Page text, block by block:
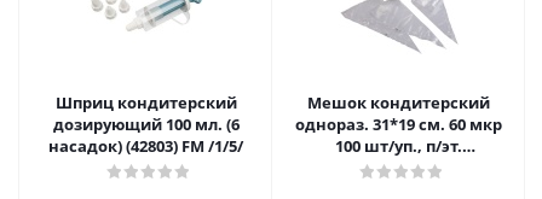
Шприц кондитерский
дозирующий 100 мл. (6
насадок) (42803) FM /1/5/
Мешок кондитерский
однораз. 31*19 см. 60 мкр
100 шт/уп., п/эт.
(PNROLLH31) /1/6/